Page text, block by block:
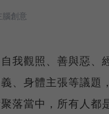
創意
我觀照、善與惡、
、身體主張等議題
落當中，所有人都